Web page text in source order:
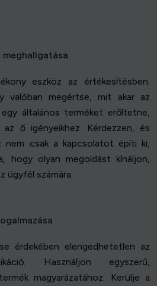
eszköz az értékesítésben.
valóban megértse, mit akar az
általános terméket erőltetne,
az ő igényeikhez. Kérdezzen, és
nem csak a kapcsolatot építi ki,
hogy olyan megoldást kínáljon,
ügyfél számára.
érdekében elengedhetetlen az
Használjon egyszerű,
magyarázatához. Kerülje a